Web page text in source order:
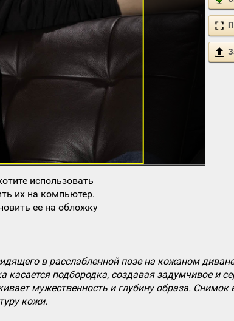
использовать
их на компьютер.
ее на обложку
в расслабленной позе на кожаном
касается подбородка, создавая задумчивое и
мужественность и глубину образа. Снимок
кожи.